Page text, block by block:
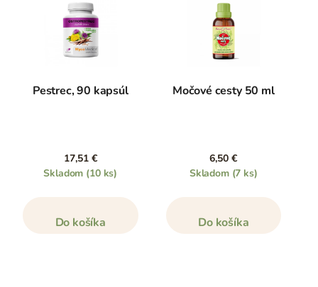
Pestrec, 90 kapsúl
17,51 €
Skladom (10 ks)
Do košíka
Močové cesty 50 ml
6,50 €
Skladom (7 ks)
Do košíka